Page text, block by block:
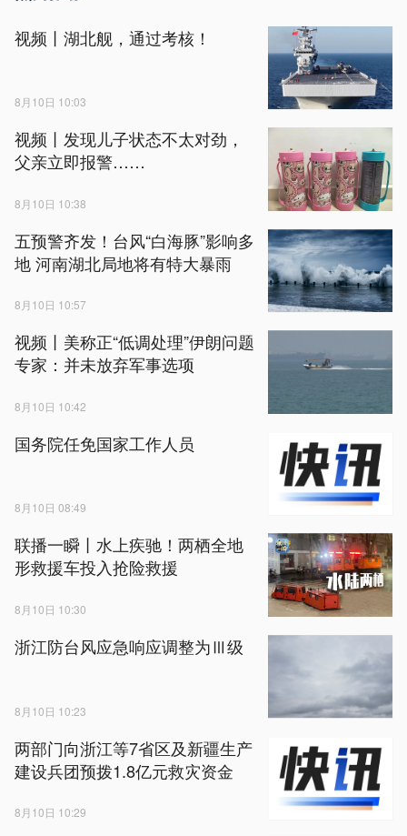
视频丨湖北舰，通过考核！
8月10日 10:03
视频丨发现儿子状态不太对劲，
父亲立即报警……
8月10日 10:38
五预警齐发！台风“白海豚”影响多
地 河南湖北局地将有特大暴雨
8月10日 10:57
视频丨美称正“低调处理”伊朗问题
专家：并未放弃军事选项
8月10日 10:42
国务院任免国家工作人员
8月10日 08:49
联播一瞬丨水上疾驰！两栖全地
形救援车投入抢险救援
8月10日 10:30
浙江防台风应急响应调整为Ⅲ级
8月10日 10:23
两部门向浙江等7省区及新疆生产
建设兵团预拨1.8亿元救灾资金
8月10日 10:29